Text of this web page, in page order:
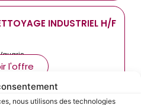
nous utilisons des technologies
INDUSTRIEL H/F
l'offre